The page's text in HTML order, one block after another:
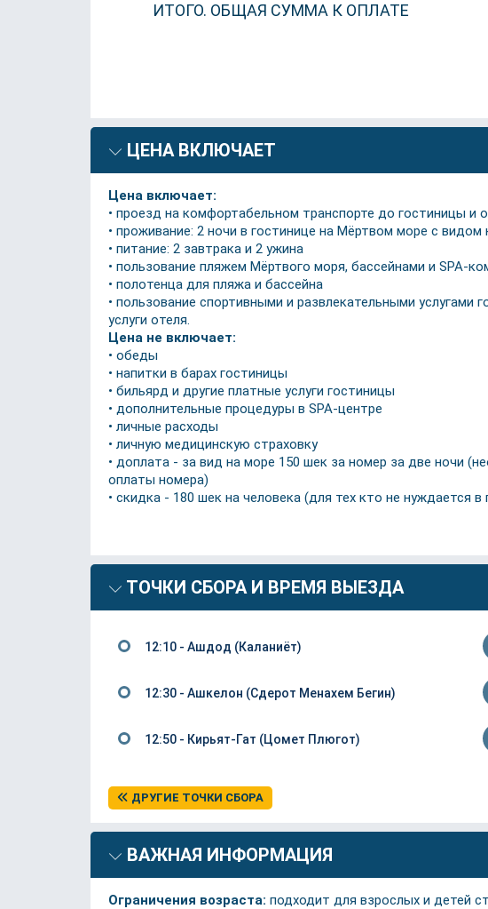
ИТОГО. ОБЩАЯ СУММА К ОПЛАТЕ
ЦЕНА ВКЛЮЧАЕТ
Цена включает:
• проезд на комфортабельном транспорте до гостиницы и
• проживание: 2 ночи в гостинице на Мёртвом море с видом
• питание: 2 завтрака и 2 ужина
• пользование пляжем Мёртвого моря, бассейнами и SPA-
• полотенца для пляжа и бассейна
• пользование спортивными и развлекательными
услуги отеля.
Цена не включает:
• обеды
• напитки в барах гостиницы
• бильярд и другие платные услуги гостиницы
• дополнительные процедуры в SPA-центре
• личные расходы
• личную медицинскую страховку
• доплата - за вид на море 150 шек за номер за две ночи
оплаты номера)
• скидка - 180 шек на человека (для тех кто не
ТОЧКИ СБОРА И ВРЕМЯ ВЫЕЗДА
12:10 - Ашдод (Каланиёт)
12:30 - Ашкелон (Сдерот Менахем Бегин)
12:50 - Кирьят-Гат (Цомет Плюгот)
ДРУГИЕ ТОЧКИ СБОРА
ВАЖНАЯ ИНФОРМАЦИЯ
Ограничения возраста: подходит для взрослых и детей